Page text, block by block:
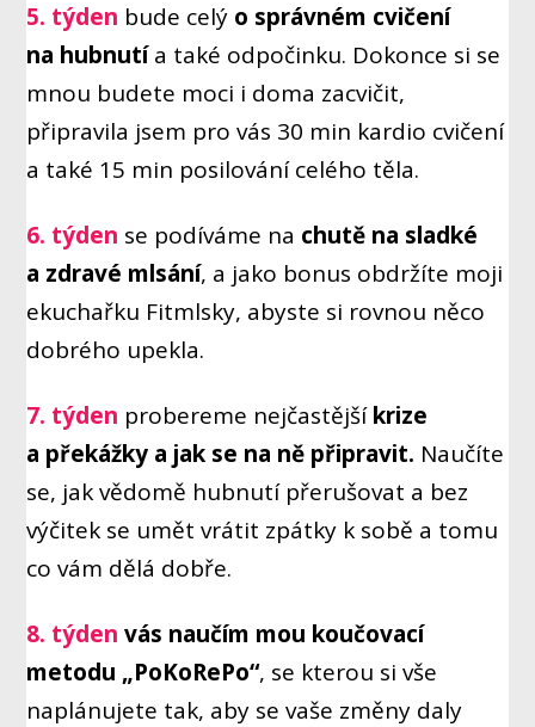
5. týden bude celý o správném cvičení
na hubnutía také odpočinku. Dokonce si se
mnou budete moci i doma zacvičit,
připravila jsem pro vás 30 min kardio cvičení
a také 15 min posilování celého těla.
6. týden se podíváme na chutě na sladké
a zdravé mlsání, a jako bonus obdržíte moji
ekuchařku Fitmlsky, abyste si rovnou něco
dobrého upekla.
7. týden probereme nejčastějšíkrize
a překážky a jak se na ně připravit. Naučíte
se, jak vědomě hubnutí přerušovat a bez
výčitek se umět vrátit zpátky k sobě a tomu
co vám dělá dobře.
8. týden vás naučím mou koučovací
metodu „PoKoRePo“, se kterou si vše
naplánujete tak, aby se vaše změny daly